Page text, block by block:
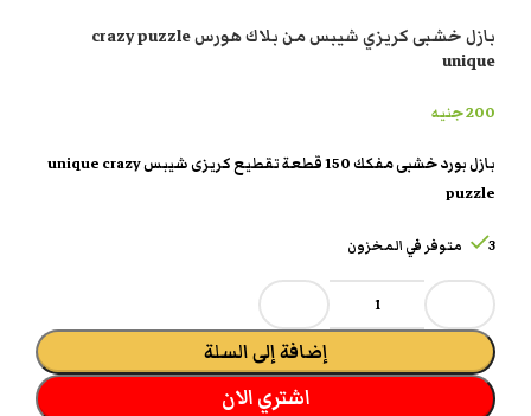
بازل خشبى كريزي شيبس من بلاك هورس crazy puzzle
unique
200جنيه
بازل بورد خشبى مفكك 150 قطعة تقطيع كريزى شيبس unique crazy
puzzle
3 متوفر في المخزون
إضافة إلى السلة
اشتري الان